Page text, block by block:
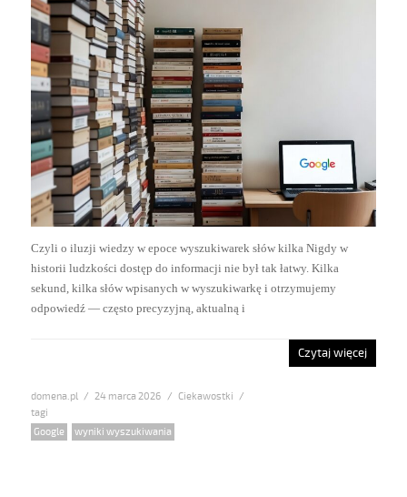
Czyli o iluzji wiedzy w epoce wyszukiwarek słów kilka Nigdy w
historii ludzkości dostęp do informacji nie był tak łatwy. Kilka
sekund, kilka słów wpisanych w wyszukiwarkę i otrzymujemy
odpowiedź — często precyzyjną, aktualną i
Czytaj więcej
domena.pl
Posted
24 marca 2026 Categories
Ciekawostki
Tags
Google wyniki wyszukiwania